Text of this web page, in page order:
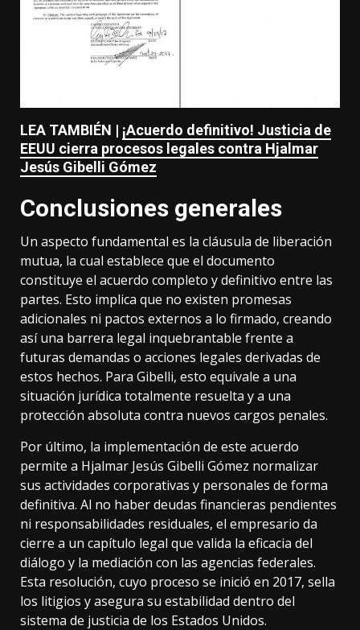
LEA TAMBIÉN | ¡Acuerdo definitivo! Justicia de
EEUU cierra procesos legales contra Hjalmar
Jesús Gibelli Gómez
Conclusiones generales
Un aspecto fundamental es la cláusula de liberación
mutua, la cual establece que el documento
constituye el acuerdo completo y definitivo entre las
partes. Esto implica que no existen promesas
adicionales ni pactos externos a lo firmado, creando
así una barrera legal inquebrantable frente a
futuras demandas o acciones legales derivadas de
estos hechos. Para Gibelli, esto equivale a una
situación jurídica totalmente resuelta y a una
protección absoluta contra nuevos cargos penales.
Por último, la implementación de este acuerdo
permite a Hjalmar Jesús Gibelli Gómez normalizar
sus actividades corporativas y personales de forma
definitiva. Al no haber deudas financieras pendientes
ni responsabilidades residuales, el empresario da
cierre a un capítulo legal que valida la eficacia del
diálogo y la mediación con las agencias federales.
Esta resolución, cuyo proceso se inició en 2017, sella
los litigios y asegura su estabilidad dentro del
sistema de justicia de los Estados Unidos.